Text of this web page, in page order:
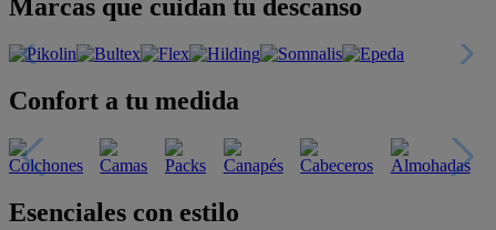
Marcas que cuidan tu descanso
Confort a tu medida
Esenciales con estilo